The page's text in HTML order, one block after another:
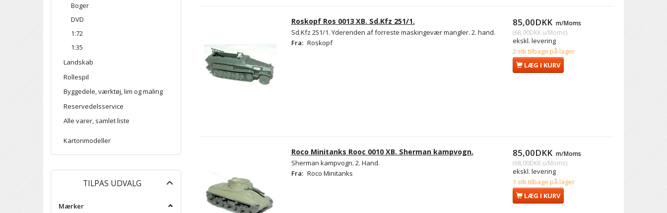
Boger
DVD
1:72
1:35
Landskab
Rollespil
Byggedele, værktøj, lim og maling
Reservedelsservice
Alle varer, samlet liste
Kartonmodeller
TILPAS UDVALG
Mærker
Roskopf Ros 0013 XB. Sd.Kfz 251/1.
Sd.Kfz 251/1. Yderenden af forreste maskingevær mangler. 2. hand.
Fra: Roskopf
85,00DKK m/Moms
(68,00DKKu/Moms)
ekskl. levering
2 stk tilbage på lager
LÆG I KURV
Roco Minitanks Rooc 0010 XB. Sherman kampvogn.
Sherman kampvogn. 2. Hand.
Fra: Roco Minitanks
85,00DKK m/Moms
(68,00DKKu/Moms)
ekskl. levering
1 stk tilbage på lager
LÆG I KURV